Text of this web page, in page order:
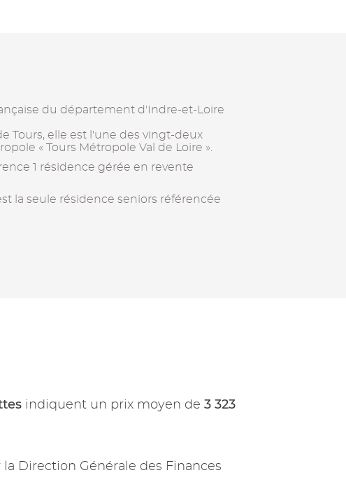
du département d'Indre-et-Loire
Tours, elle est l'une des vingt-deux
« Tours Métropole Val de Loire ».
1 résidence gérée en revente
la seule résidence seniors référencée
indiquent un prix moyen de 3 323
Direction Générale des Finances